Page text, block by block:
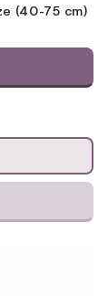
(40-75 cm)